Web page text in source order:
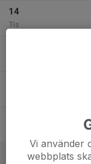
14
Tis
Vi använder
webbplats